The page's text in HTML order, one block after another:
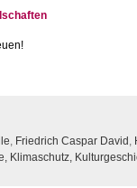
Friedrich Caspar David
Klimaschutz,